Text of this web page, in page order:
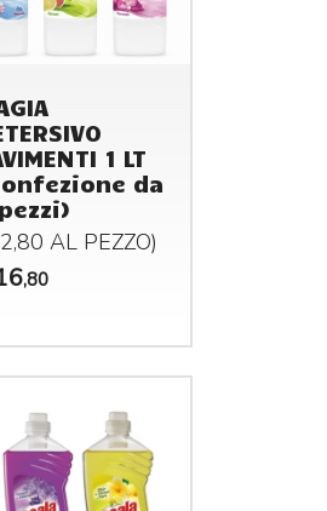
1 LT
da
AL PEZZO)
,80